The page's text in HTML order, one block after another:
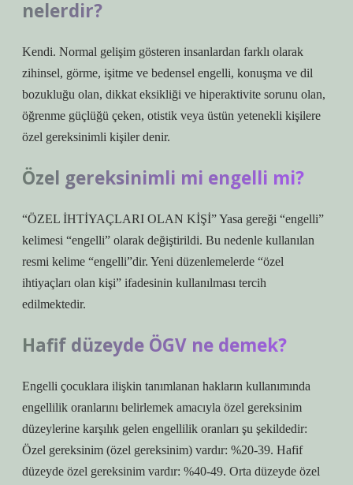
nelerdir?
Kendi. Normal gelişim gösteren insanlardan farklı olarak
zihinsel, görme, işitme ve bedensel engelli, konuşma ve dil
bozukluğu olan, dikkat eksikliği ve hiperaktivite sorunu olan,
öğrenme güçlüğü çeken, otistik veya üstün yetenekli kişilere
özel gereksinimli kişiler denir.
Özel gereksinimli mi engelli mi?
“ÖZEL İHTİYAÇLARI OLAN KİŞİ” Yasa gereği “engelli”
kelimesi “engelli” olarak değiştirildi. Bu nedenle kullanılan
resmi kelime “engelli”dir. Yeni düzenlemelerde “özel
ihtiyaçları olan kişi” ifadesinin kullanılması tercih
edilmektedir.
Hafif düzeyde ÖGV ne demek?
Engelli çocuklara ilişkin tanımlanan hakların kullanımında
engellilik oranlarını belirlemek amacıyla özel gereksinim
düzeylerine karşılık gelen engellilik oranları şu şekildedir:
Özel gereksinim (özel gereksinim) vardır: %20-39. Hafif
düzeyde özel gereksinim vardır: %40-49. Orta düzeyde özel